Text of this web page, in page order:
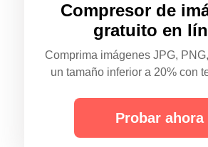
Compresor de
gratuito en
Comprima imágenes JPG,
un tamaño inferior a 20% con
Probar ahora